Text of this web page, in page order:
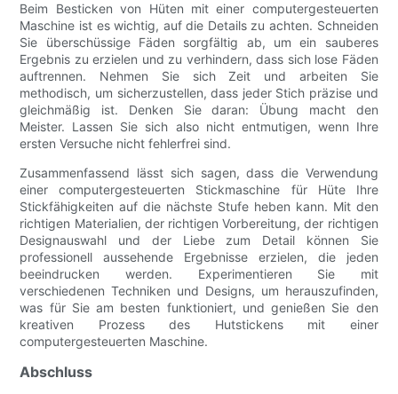
Beim Besticken von Hüten mit einer computergesteuerten
Maschine ist es wichtig, auf die Details zu achten. Schneiden
Sie überschüssige Fäden sorgfältig ab, um ein sauberes
Ergebnis zu erzielen und zu verhindern, dass sich lose Fäden
auftrennen. Nehmen Sie sich Zeit und arbeiten Sie
methodisch, um sicherzustellen, dass jeder Stich präzise und
gleichmäßig ist. Denken Sie daran: Übung macht den
Meister. Lassen Sie sich also nicht entmutigen, wenn Ihre
ersten Versuche nicht fehlerfrei sind.
Zusammenfassend lässt sich sagen, dass die Verwendung
einer computergesteuerten Stickmaschine für Hüte Ihre
Stickfähigkeiten auf die nächste Stufe heben kann. Mit den
richtigen Materialien, der richtigen Vorbereitung, der richtigen
Designauswahl und der Liebe zum Detail können Sie
professionell aussehende Ergebnisse erzielen, die jeden
beeindrucken werden. Experimentieren Sie mit
verschiedenen Techniken und Designs, um herauszufinden,
was für Sie am besten funktioniert, und genießen Sie den
kreativen Prozess des Hutstickens mit einer
computergesteuerten Maschine.
Abschluss